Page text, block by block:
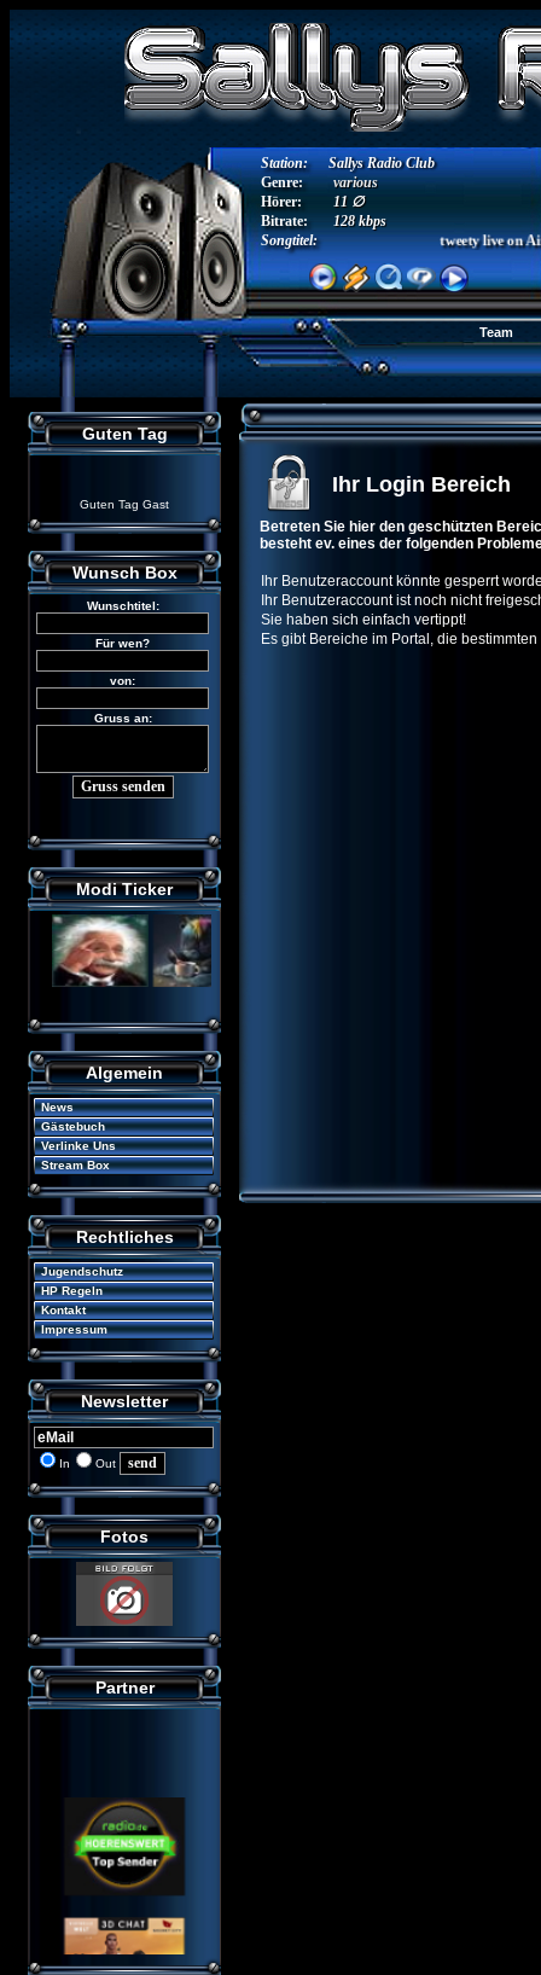
Station: Sallys Radio Club
Songtitel: tweety live on Air
Hörer:
11 ∅
Bitrate:
128 kbps
Genre: various
Team
Guten Tag
Guten Tag Gast
Wunsch Box
Modi Ticker
Algemein
News
Gästebuch
Verlinke Uns
Stream Box
Rechtliches
Jugendschutz
HP Regeln
Kontakt
Impressum
Newsletter
In Out
Fotos
Partner
Ihr Login Bereich
Betreten Sie hier den geschützten
besteht ev. eines der folgenden
Ihr Benutzeraccount könnte gesperrt
Ihr Benutzeraccount ist noch nicht
Sie haben sich einfach vertippt!
Es gibt Bereiche im Portal, die